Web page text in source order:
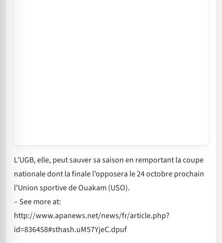
L’UGB, elle, peut sauver sa saison en remportant la coupe
nationale dont la finale l’opposera le 24 octobre prochain
l’Union sportive de Ouakam (USO).
– See more at:
http://www.apanews.net/news/fr/article.php?
id=836458#sthash.uM57YjeC.dpuf